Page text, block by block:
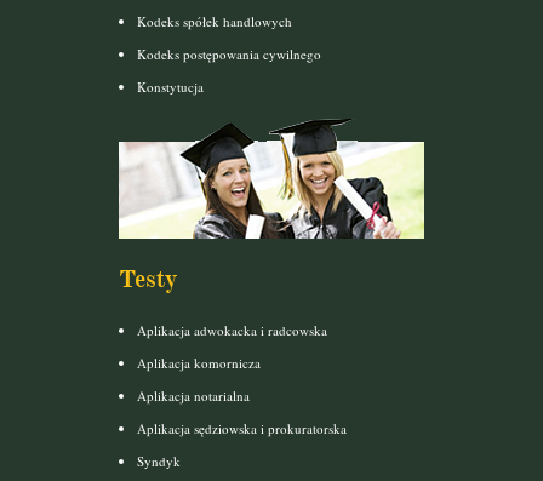
Kodeks spółek handlowych
Kodeks postępowania cywilnego
Konstytucja
Testy
Aplikacja adwokacka i radcowska
Aplikacja komornicza
Aplikacja notarialna
Aplikacja sędziowska i prokuratorska
Syndyk